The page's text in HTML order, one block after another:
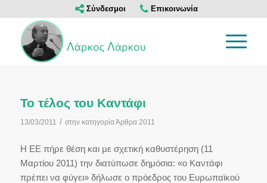
Σύνδεσμοι Επικοινωνία
Το τέλος του Καντάφι
13/03/2011 / στην κατηγορίαΆρθρα 2011
Η ΕΕ πήρε θέση και με σχετική καθυστέρηση (11
Μαρτίου 2011) την διατύπωσε δημόσια: «ο Καντάφι
πρέπει να φύγει» δήλωσε ο πρόεδρος του Ευρωπαϊκού